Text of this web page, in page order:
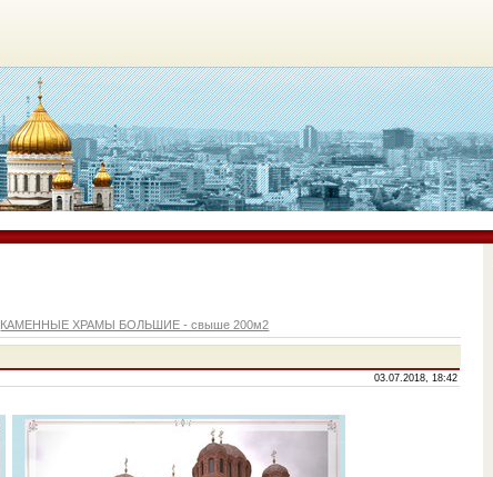
КАМЕННЫЕ ХРАМЫ БОЛЬШИЕ - свыше 200м2
03.07.2018, 18:42